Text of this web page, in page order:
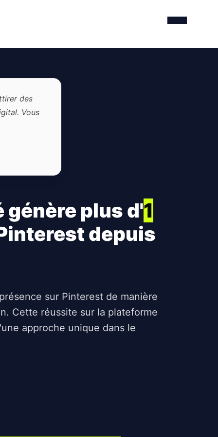
des
Vous
plus d'1
depuis
sur Pinterest de manière
Cette réussite sur la plateforme
approche unique dans le